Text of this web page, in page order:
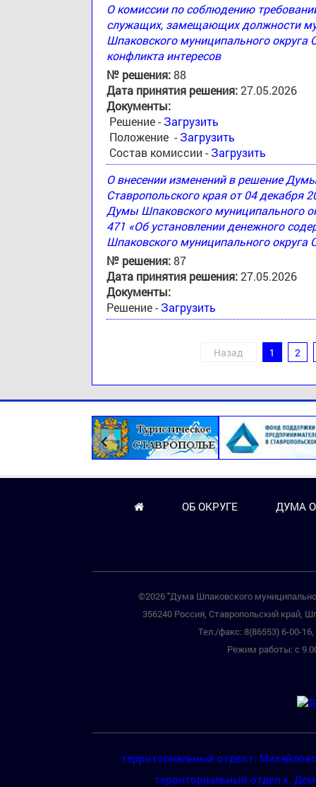
О комиссии по соблюдению
служащих, замещающих должности
Шпаковского муниципального округа
конфликта интересов
№ решения:88
Дата принятия решения:27.05.2026
Документы:
Решение - Загрузить
Положение - Загрузить
Состав комиссии - Загрузить
О внесении изменений в решение
Ставропольского края от 04 декабря
Думы Шпаковского муниципального
471 «Об установлении денежного
Шпаковского муниципального округа
№ решения:87
Дата принятия решения:27.05.2026
Документы:
Решение - Загрузить
Назад 1 2
ОБ ОКРУГЕ ДУМА
©2026 "Дума Шпаковского
356240 Россия, Ставропольский край,
Тел./факс: 8(86553) 6-00-
Режим работы: с
территориальный отдел г.
территориальный отдел х.